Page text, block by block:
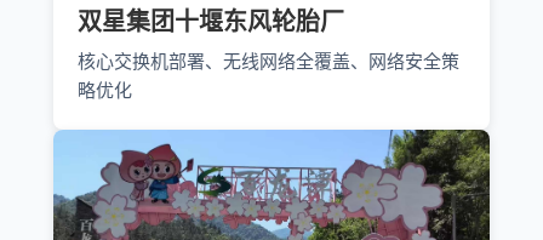
双星集团十堰东风轮胎厂
核心交换机部署、无线网络全覆盖、网络安全策
略优化